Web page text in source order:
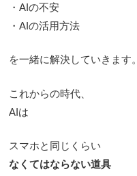
・AIの不安
・AIの活用方法
を一緒に解決していきます。
これからの時代、
AIは
スマホと同じくらい
なくてはならない道具